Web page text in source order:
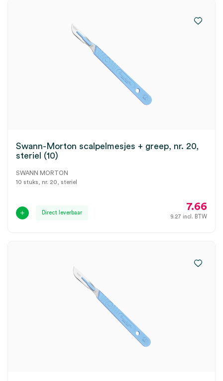
Swann-Morton scalpelmesjes + greep, nr. 20,
steriel (10)
SWANN MORTON
10 stuks, nr. 20, steriel
Direct leverbaar
7.66
9.27 incl. BTW